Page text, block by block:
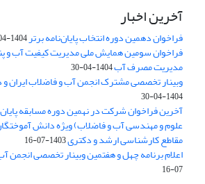
آخرین اخبار
فراخوان دهمین دوره انتخاب پایان‌نامه برتر1404-04-30
فراخوان سومین همایش ملی مدیریت کیفیت آب و
مدیریت مصرف آب1404-04-30
وبینار تخصصی مشترک انجمن آب و فاضلاب ایران
1404-04-30
آخرین فراخوان شرکت در نهمین دوره مسابقه
مقاطع کارشناسی ارشد و دکتری1403-07-16
اعلام برنامه چهل و هفتمین وبینار تخصصی انجمن
07-16